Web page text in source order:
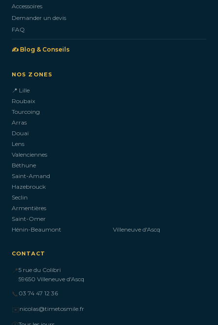
Accessoires
Demander un devis
FAQ
✍️ Blog & Conseils
NOS ZONES
📍 Lille
Roubaix
Tourcoing
Arras
Douai
Lens
Valenciennes
Béthune
Saint-Amand
Hazebrouck
Seclin
Armentières
Saint-Omer
Hénin-Beaumont
Villeneuve d'Ascq
CONTACT
📍5 rue du Colibri
59650 Villeneuve d'Ascq
📞 03 74 47 12 36
✉️nicolas@timetosmile.fr